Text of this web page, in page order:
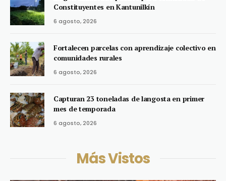
Constituyentes en Kantunilkín
6 agosto, 2026
Fortalecen parcelas con aprendizaje colectivo en
comunidades rurales
6 agosto, 2026
Capturan 23 toneladas de langosta en primer
mes de temporada
6 agosto, 2026
Más Vistos